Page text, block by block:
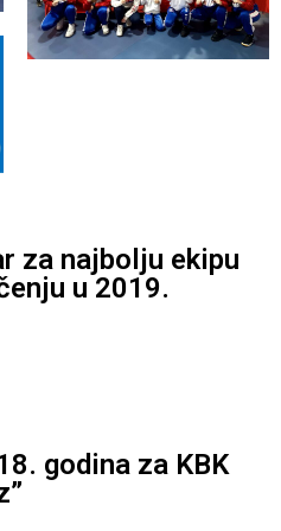
za najbolju ekipu
u 2019.
godina za KBK